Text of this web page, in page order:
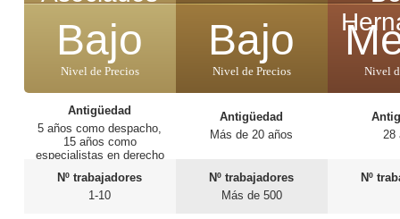
Bajo
Nivel de Precios
Antigüedad
5 años como despacho,
15 años como
especialistas en derecho
Nº trabajadores
1-10
Bajo
Nivel de Precios
Antigüedad
Más de 20 años
Nº trabajadores
Más de 500
Nivel
28
Nº